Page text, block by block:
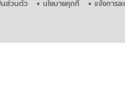
นส่วนตัว นโยบายคุกกี้ แจ้งการล